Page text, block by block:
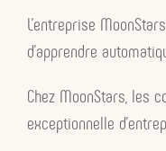
L’entreprise
d’apprendre
Chez MoonStars, les
exceptionnelle